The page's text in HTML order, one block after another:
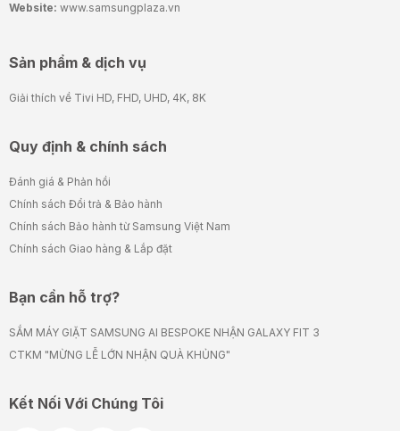
Website: www.samsungplaza.vn
Sản phẩm & dịch vụ
Giải thích về Tivi HD, FHD, UHD, 4K, 8K
Quy định & chính sách
Đánh giá & Phản hồi
Chính sách Đổi trả & Bảo hành
Chính sách Bảo hành từ Samsung Việt Nam
Chính sách Giao hàng & Lắp đặt
Bạn cần hỗ trợ?
SẮM MÁY GIẶT SAMSUNG AI BESPOKE NHẬN GALAXY FIT 3
CTKM "MỪNG LỄ LỚN NHẬN QUÀ KHỦNG"
Kết Nối Với Chúng Tôi